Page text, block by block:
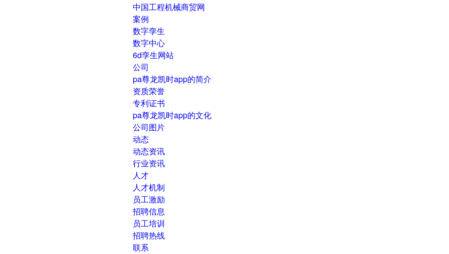
中国工程机械商贸网
案例
数字孪生
数字中心
6d孪生网站
公司
pa尊龙凯时app的简介
资质荣誉
专利证书
pa尊龙凯时app的文化
公司图片
动态
动态资讯
行业资讯
人才
人才机制
员工激励
招聘信息
员工培训
招聘热线
联系